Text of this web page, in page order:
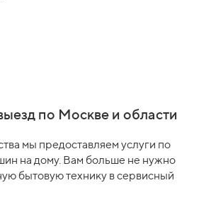
по Москве и области
мы предоставляем услуги по
на дому. Вам больше не нужно
бытовую технику в сервисный